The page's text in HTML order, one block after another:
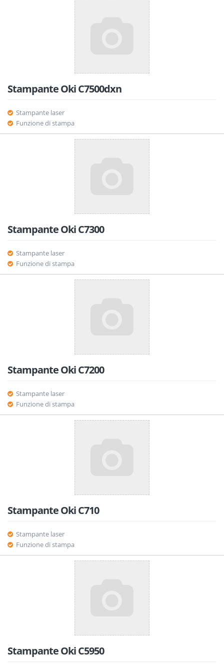
Stampante Oki C7500dxn
Stampante laser
Funzione di stampa
Stampante Oki C7300
Stampante laser
Funzione di stampa
Stampante Oki C7200
Stampante laser
Funzione di stampa
Stampante Oki C710
Stampante laser
Funzione di stampa
Stampante Oki C5950